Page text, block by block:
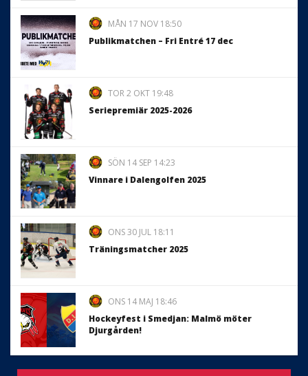
MÅN 17 NOV 18:50
Publikmatchen – Fri Entré 17 dec
TOR 2 OKT 19:48
Seriepremiär 2025-2026
SÖN 14 SEP 14:23
Vinnare i Dalengolfen 2025
ONS 30 JUL 18:11
Träningsmatcher 2025
ONS 14 MAJ 18:46
Hockeyfest i Smedjan: Malmö möter
Djurgården!